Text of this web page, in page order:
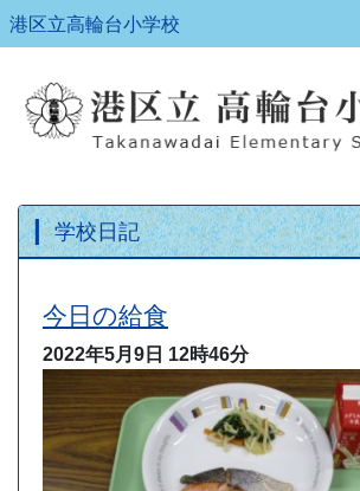
港区立高輪台小学校
学校日記
今日の給食
2022年5月9日 12時46分